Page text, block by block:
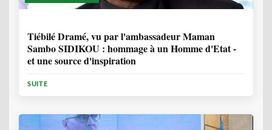
Tiébilé Dramé, vu par l'ambassadeur Maman
Sambo SIDIKOU : hommage à un Homme d'Etat -
et une source d'inspiration
SUITE